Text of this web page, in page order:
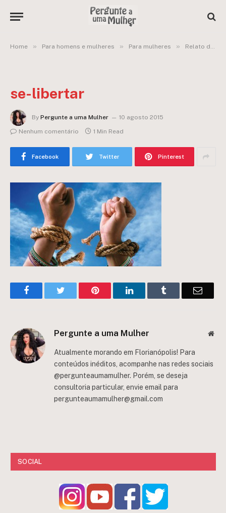
Home » Para homens e mulheres » Para mulheres » Relato de uma mulher que já sofreu assédio, agressão, venceu um câncer e agora ajuda outras mulheres através do Coaching
se-libertar
By Pergunte a uma Mulher
10 agosto 2015
Nenhum comentário
1 Min Read
Facebook Twitter Pinterest
FacebookTwitter Pinterest LinkedInTumblr Email
Pergunte a uma Mulher
Atualmente morando em Florianópolis! Para
conteúdos inéditos, acompanhe nas redes sociais
@pergunteaumamulher. Porém, se deseja
consultoria particular, envie email para
pergunteaumamulher@gmail.com
SOCIAL